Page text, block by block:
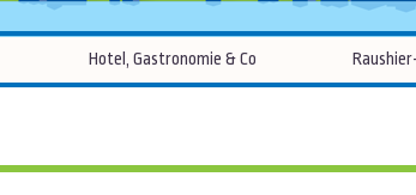
Hotel, Gastronomie & Co